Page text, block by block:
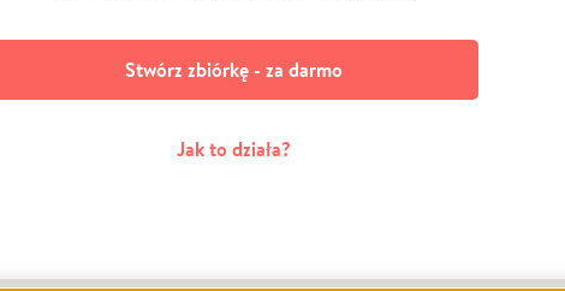
Stwórz zbiórkę - za darmo
Jak to działa?